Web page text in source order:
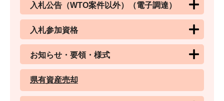
入札公告（WTO案件以外）（電子調達）
入札参加資格
お知らせ・要領・様式
県有資産売却